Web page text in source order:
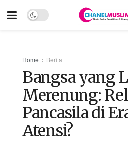
Home Berita
Bangsa yang
Merenung:
Pancasila di
Atensi?